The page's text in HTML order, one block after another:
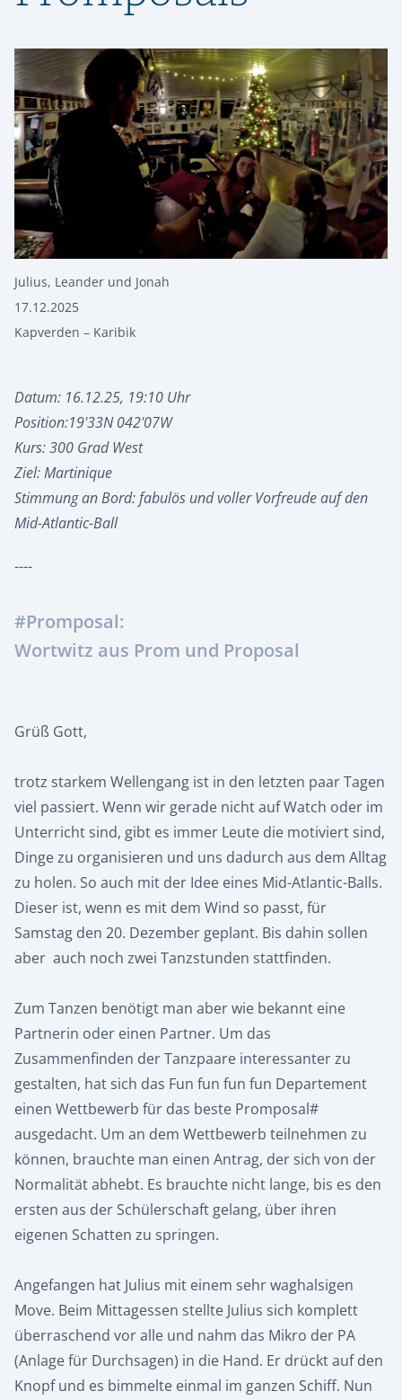
Julius, Leander und Jonah
17.12.2025
Kapverden – Karibik
Datum: 16.12.25, 19:10 Uhr
Position:19'33N 042'07W
Kurs: 300 Grad West
Ziel: Martinique
Stimmung an Bord: fabulös und voller Vorfreude auf den
Mid-Atlantic-Ball
----
#Promposal:
Wortwitz aus Prom und Proposal
Grüß Gott,
trotz starkem Wellengang ist in den letzten paar Tagen
viel passiert. Wenn wir gerade nicht auf Watch oder im
Unterricht sind, gibt es immer Leute die motiviert sind,
Dinge zu organisieren und uns dadurch aus dem Alltag
zu holen. So auch mit der Idee eines Mid-Atlantic-Balls.
Dieser ist, wenn es mit dem Wind so passt, für
Samstag den 20. Dezember geplant. Bis dahin sollen
aber auch noch zwei Tanzstunden stattfinden.
Zum Tanzen benötigt man aber wie bekannt eine
Partnerin oder einen Partner. Um das
Zusammenfinden der Tanzpaare interessanter zu
gestalten, hat sich das Fun fun fun fun Departement
einen Wettbewerb für das beste Promposal#
ausgedacht. Um an dem Wettbewerb teilnehmen zu
können, brauchte man einen Antrag, der sich von der
Normalität abhebt. Es brauchte nicht lange, bis es den
ersten aus der Schülerschaft gelang, über ihren
eigenen Schatten zu springen.
Angefangen hat Julius mit einem sehr waghalsigen
Move. Beim Mittagessen stellte Julius sich komplett
überraschend vor alle und nahm das Mikro der PA
(Anlage für Durchsagen) in die Hand. Er drückt auf den
Knopf und es bimmelte einmal im ganzen Schiff. Nun